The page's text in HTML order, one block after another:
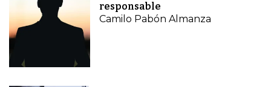
responsable
Camilo Pabón Almanza